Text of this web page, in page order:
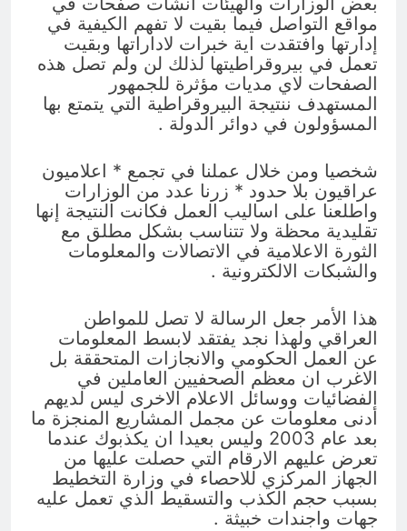
مواقع التواصل فيما بقيت لا تفهم الكيفية في
إدارتها وافتقدت اية خبرات لاداراتها وبقيت
تعمل في بيروقراطيتها لذلك لن ولم تصل هذه
الصفحات لاي مديات مؤثرة للجمهور
المستهدف ننتيجة البيروقراطية التي يتمتع بها
المسؤولون في دوائر الدولة .
شخصيا ومن خلال عملنا في تجمع * اعلاميون
عراقيون بلا حدود * زرنا عدد من الوزارات
واطلعنا على اساليب العمل فكانت النتيجة إنها
تقليدية محظة ولا تتناسب بشكل مطلق مع
الثورة الاعلامية في الاتصالات والمعلومات
والشبكات الالكترونية .
هذا الأمر جعل الرسالة لا تصل للمواطن
العراقي ولهذا نجد يفتقد لابسط المعلومات
عن العمل الحكومي والانجازات المتحققة بل
الاغرب ان معظم الصحفيين العاملين في
الفضائيات ووسائل الاعلام الاخرى ليس لديهم
أدنى معلومات عن مجمل المشاريع المنجزة ما
بعد عام 2003 وليس بعيدا ان يكذبوك عندما
تعرض عليهم الارقام التي حصلت عليها من
الجهاز المركزي للاحصاء في وزارة التخطيط
بسبب حجم الكذب والتسقيط الذي تعمل عليه
جهات واجندات خبيثة .